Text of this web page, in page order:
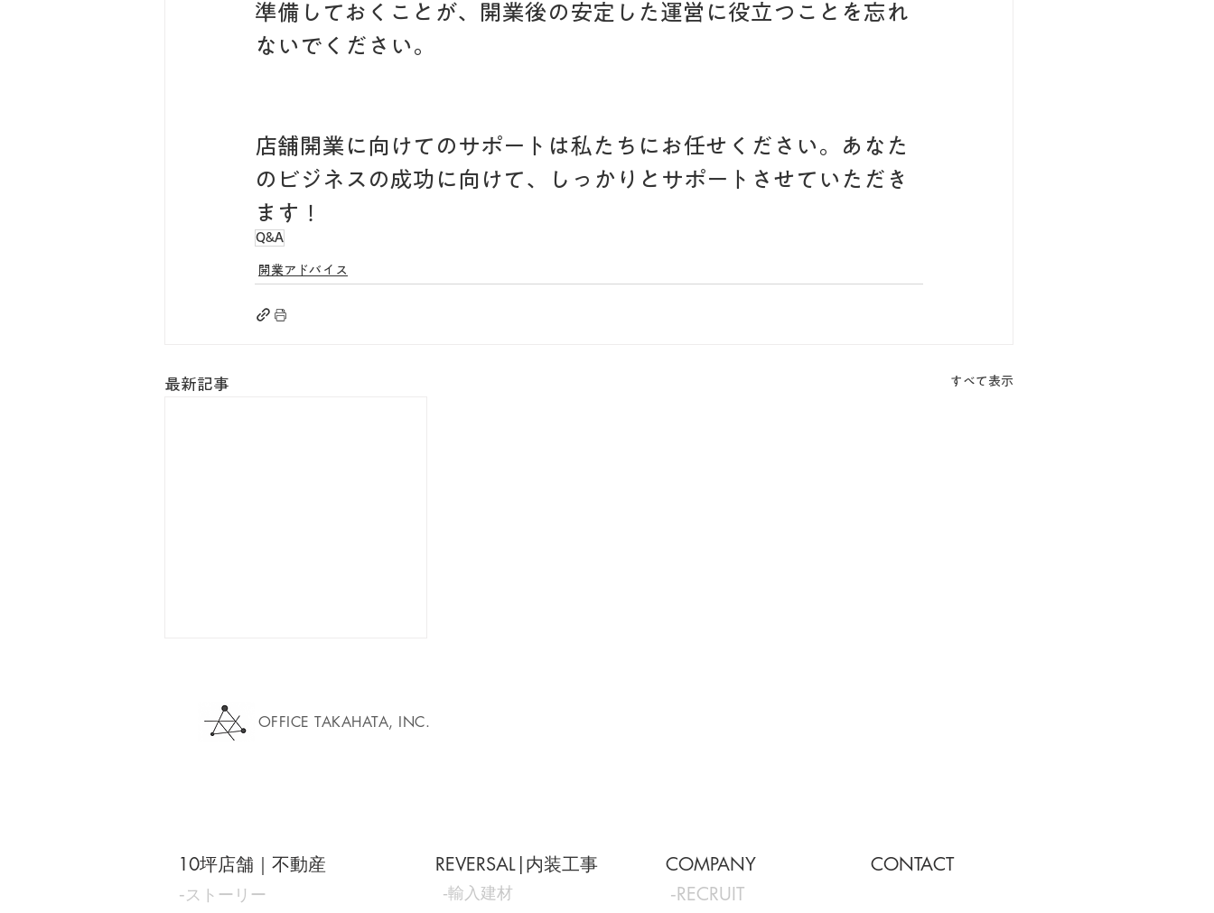
準備しておくことが、開業後の安定した運営に役立つことを忘れ
ないでください。
店舗開業に向けてのサポートは私たちにお任せください。あなた
のビジネスの成功に向けて、しっかりとサポートさせていただき
ます！
Q&A
開業アドバイス
最新記事 すべて表示
る？飲食店オーナーへのヒン
ト！
OFFICE TAKAHATA, INC.
10坪店舗｜不動産
‐ストーリー ‐輸入建材
REVERSAL|内装工事
COMPANY
‐RECRUIT
CONTACT